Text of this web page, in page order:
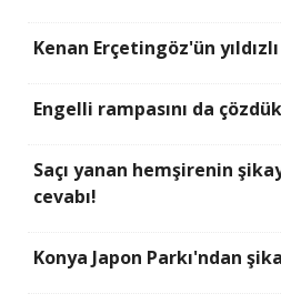
Kenan Erçetingöz'ün
Engelli rampasını da
Saçı yanan hemşirenin
cevabı!
Konya Japon Parkı'ndan